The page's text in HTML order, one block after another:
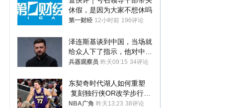
休假，是因为大家不想休吗
第一财经 12小时前 196评论
泽连斯基谈到中国，当场就
给众人下了指示，他对中国
和中乌关系，显然又有了新
兵器观察员 昨天09:15 34评论
东契奇时代湖人如何重塑
复刻独行侠OR改学步行
者？
NBA广角 昨天13:23 38评论